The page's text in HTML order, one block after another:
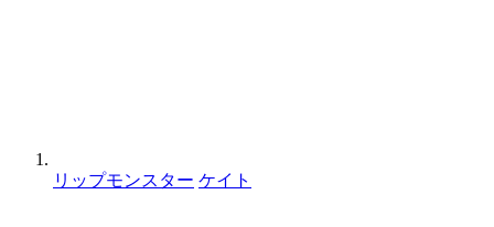
リップモンスター ケイト